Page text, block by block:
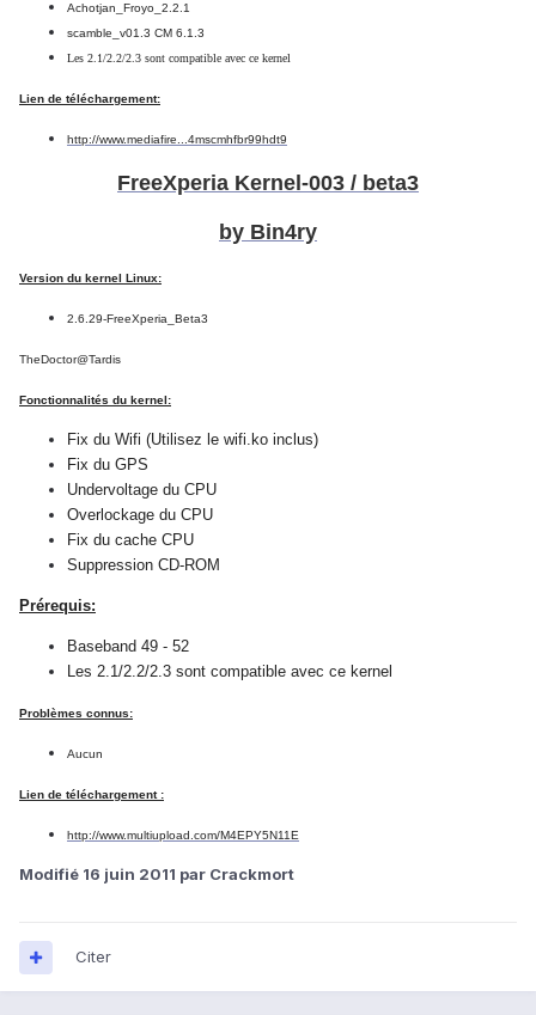
Achotjan_Froyo_2.2.1
scamble_v01.3 CM 6.1.3
Les 2.1/2.2/2.3 sont compatible avec ce kernel
Lien de téléchargement:
http://www.mediafire...4mscmhfbr99hdt9
FreeXperia Kernel-003 / beta3
by Bin4ry
Version du kernel Linux:
2.6.29-FreeXperia_Beta3
TheDoctor@Tardis
Fonctionnalités du kernel:
Fix du Wifi (Utilisez le wifi.ko inclus)
Fix du GPS
Undervoltage du CPU
Overlockage du CPU
Fix du cache CPU
Suppression CD-ROM
Prérequis:
Baseband 49 - 52
Les 2.1/2.2/2.3 sont compatible avec ce kernel
Problèmes connus:
Aucun
Lien de téléchargement :
http://www.multiupload.com/M4EPY5N11E
Modifié 16 juin 2011 par Crackmort
Citer